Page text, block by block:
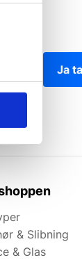
Ja
& Slibning
& Glas